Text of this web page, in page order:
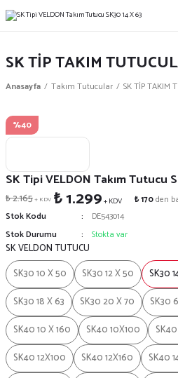
SK TİP TAKIM
Anasayfa Takım Tutucular SK TİP TAKIM
%40
SK Tipi VELDON Takım Tutucu
₺ 2.165+ KDV ₺ 1.299+ KDV ₺ 170den
Stok Kodu
DE543014
Stok Durumu
Stokta var
SK VELDON TUTUCU
SK30 10 X 50
SK30 12 X 50 SK30
SK30 18 X 63
SK30 20 X 70 SK30
SK40 10 X 160
SK40 10X100
SK40 12X100
SK40 12X160 SK40